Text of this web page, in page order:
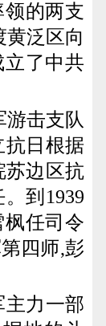
的两支
黄泛区向
了中共
击支队
日根据
苏边区抗
到1939
任司令
四师,彭
力一部